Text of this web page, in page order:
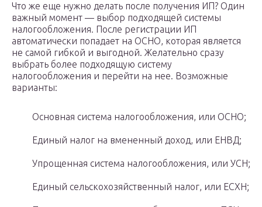
Что же еще нужно делать после получения ИП? Один
важный момент — выбор подходящей системы
налогообложения. После регистрации ИП
автоматически попадает на ОСНО, которая является
не самой гибкой и выгодной. Желательно сразу
выбрать более подходящую систему
налогообложения и перейти на нее. Возможные
варианты:
Основная система налогообложения, или ОСНО;
Единый налог на вмененный доход, или ЕНВД;
Упрощенная система налогообложения, или УСН;
Единый сельскохозяйственный налог, или ЕСХН;